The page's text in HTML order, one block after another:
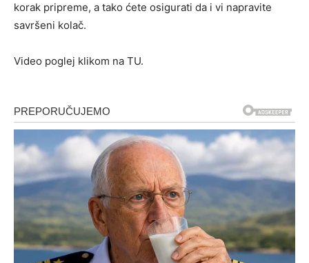
korak pripreme, a tako ćete osigurati da i vi napravite
savršeni kolač.
Video poglej klikom na TU.